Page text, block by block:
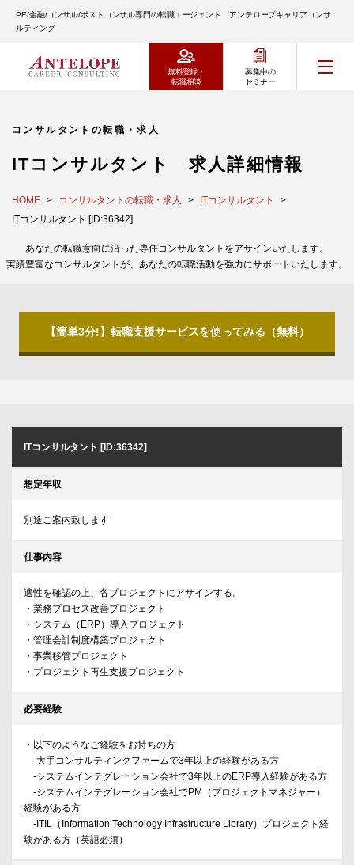
PE/金融/コンサル/ポストコンサル専門の転職エージェント アンテロープキャリアコンサ
ルティング
無料登録・
転職相談
募集中の
セミナー
コンサルタントの転職・求人
ITコンサルタント 求人詳細情報
HOME コンサルタントの転職・求人
ITコンサルタント
ITコンサルタント [ID:36342]
あなたの転職意向に沿った専任コンサルタントをアサインいたします。
実績豊富なコンサルタントが、あなたの転職活動を強力にサポートいたします。
【簡単3分!】転職支援サービスを使ってみる（無料）
ITコンサルタント [ID:36342]
想定年収
別途ご案内致します
仕事内容
適性を確認の上、各プロジェクトにアサインする。
・業務プロセス改善プロジェクト
・システム（ERP）導入プロジェクト
・管理会計制度構築プロジェクト
・事業移管プロジェクト
・プロジェクト再生支援プロジェクト
必要経験
・以下のようなご経験をお持ちの方
-大手コンサルティングファームで3年以上の経験がある方
-システムインテグレーション会社で3年以上のERP導入経験がある方
-システムインテグレーション会社でPM（プロジェクトマネジャー）
経験がある方
-ITIL（Information Technology Infrastructure Library）プロジェクト経
験がある方（英語必須）